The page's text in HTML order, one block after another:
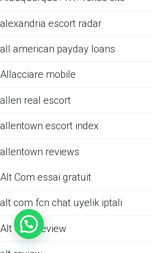
alexandria escort radar
all american payday loans
Allacciare mobile
allen real escort
allentown escort index
allentown reviews
Alt Com essai gratuit
alt com fcn chat uyelik iptali
Alt Com review